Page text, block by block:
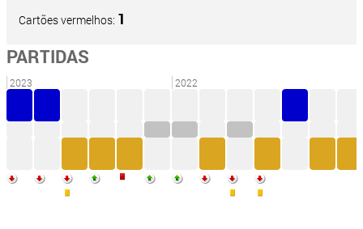
Cartões vermelhos: 1
PARTIDAS
2023 2022